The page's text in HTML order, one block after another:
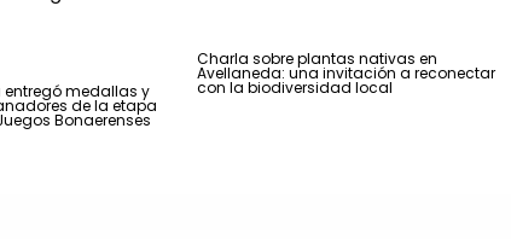
medallas y
de la etapa
Bonaerenses
Charla sobre plantas nativas en
Avellaneda: una invitación a reconectar
con la biodiversidad local